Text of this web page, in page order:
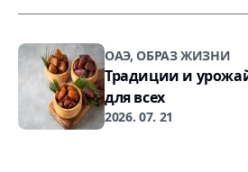
ОАЭ, ОБРАЗ ЖИЗНИ
Традиции и
для всех
2026. 07. 21